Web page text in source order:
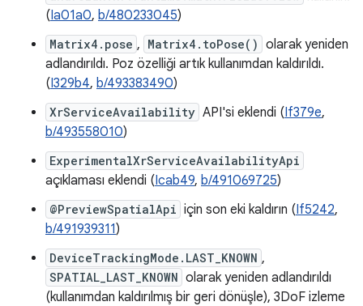
(Ia01a0, b/480233045)
Matrix4.pose , Matrix4.toPose() olarak yeniden
adlandırıldı. Poz özelliği artık kullanımdan kaldırıldı.
(I329b4, b/493383490)
XrServiceAvailability API'si eklendi (If379e,
b/493558010)
ExperimentalXrServiceAvailabilityApi
açıklaması eklendi (Icab49, b/491069725)
@PreviewSpatialApi için son eki kaldırın (If5242,
b/491939311)
DeviceTrackingMode.LAST_KNOWN ,
SPATIAL_LAST_KNOWN olarak yeniden adlandırıldı
(kullanımdan kaldırılmış bir geri dönüşle), 3DoF izleme